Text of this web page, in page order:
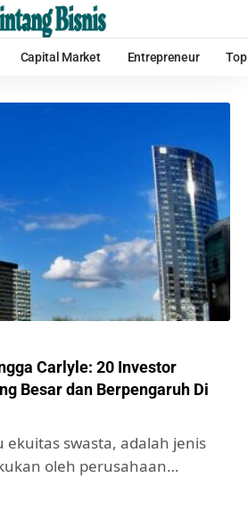
Capital Market Entrepreneur
Carlyle: 20 Investor
Besar dan Berpengaruh Di
ekuitas swasta, adalah jenis
oleh perusahaan…